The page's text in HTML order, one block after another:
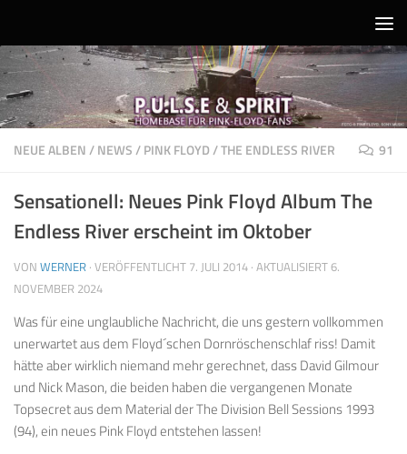
NEUE ALBEN/NEWS/PINK FLOYD/THE ENDLESS RIVER 91
Sensationell: Neues Pink Floyd Album The
Endless River erscheint im Oktober
VON WERNER · VERÖFFENTLICHT 7. JULI 2014 · AKTUALISIERT6.
NOVEMBER 2024
Was für eine unglaubliche Nachricht, die uns gestern vollkommen
unerwartet aus dem Floyd´schen Dornröschenschlaf riss! Damit
hätte aber wirklich niemand mehr gerechnet, dass David Gilmour
und Nick Mason, die beiden haben die vergangenen Monate
Topsecret aus dem Material der The Division Bell Sessions 1993
(94), ein neues Pink Floyd entstehen lassen!